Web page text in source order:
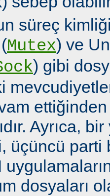
süreç
Mutex) ve
) gibi
Ayrıca,
üçüncü parti
dosyaları